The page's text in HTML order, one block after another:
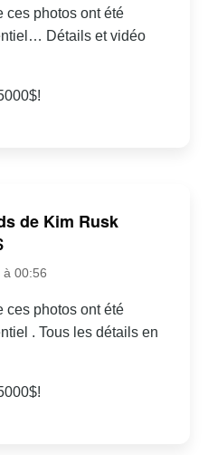
ces photos ont été
Détails et vidéo
de Kim Rusk
à 00:56
ces photos ont été
. Tous les détails en